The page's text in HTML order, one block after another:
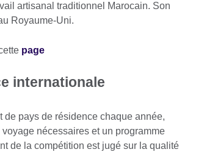
artisanal traditionnel Marocain. Son
Royaume-Uni.
page
internationale
de pays de résidence chaque année,
nécessaires et un programme
de la compétition est jugé sur la qualité